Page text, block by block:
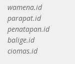
wamena.id
parapat.id
penatapan.id
balige.id
ciomas.id